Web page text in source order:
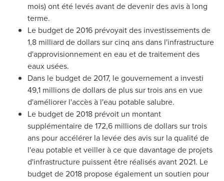
mois) ont été levés avant de devenir des avis à long
terme.
Le budget de 2016 prévoyait des investissements de
1,8 milliard de dollars sur cinq ans dans l'infrastructure
d'approvisionnement en eau et de traitement des
eaux usées.
Dans le budget de 2017, le gouvernement a investi
49,1 millions de dollars de plus sur trois ans en vue
d'améliorer l'accès à l'eau potable salubre.
Le budget de 2018 prévoit un montant
supplémentaire de 172,6 millions de dollars sur trois
ans pour accélérer la levée des avis sur la qualité de
l'eau potable et veiller à ce que davantage de projets
d'infrastructure puissent être réalisés avant 2021. Le
budget de 2018 propose également un soutien pour